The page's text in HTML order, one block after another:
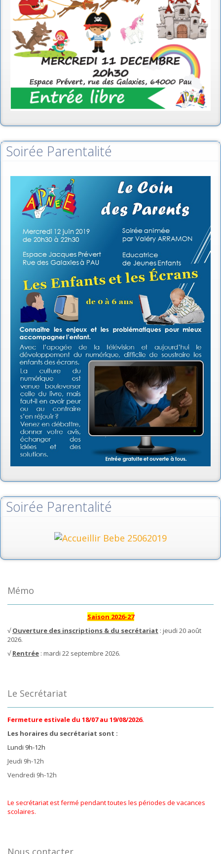
Soirée Parentalité
Soirée Parentalité
Mémo
Saison 2026-27
√Ouverture des inscriptions & du secrétariat : jeudi 20 août
2026.
√Rentrée : mardi 22 septembre 2026.
Le Secrétariat
Fermeture estivale du 18/07 au 19/08/2026.
Les horaires du secrétariat sont :
Lundi 9h-12h
Jeudi 9h-12h
Vendredi 9h-12h
Le secrétariat est fermé pendant toutes les périodes de vacances
scolaires.